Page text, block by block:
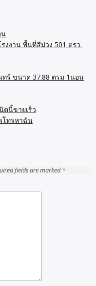
น
รงงาน พื้นที่สีม่วง 501 ตรว.
ร์ ขนาด 37.88 ตรม 1นอน
ตนี้ขายเร็ว
โทรหาฉัน
fields are marked*